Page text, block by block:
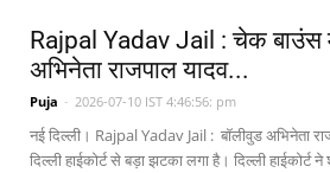
Rajpal Yadav Jail : चेक बाउंस
अभिनेता राजपाल यादव...
Puja - 2026-07-10 IST 4:46:56: pm
नई दिल्ली। Rajpal Yadav Jail : बॉलीवुड अभिनेता
दिल्ली हाईकोर्ट से बड़ा झटका लगा है। दिल्ली हाईकोर्ट